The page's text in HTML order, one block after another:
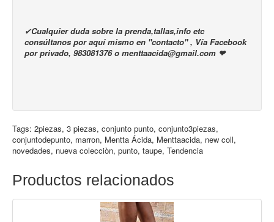
✔Cualquier duda sobre la prenda,tallas,info etc
consúltanos por aquí mismo en "contacto" , Vía Facebook
por privado, 983081376 o menttaacida@gmail.com ❤
Tags: 2piezas, 3 piezas, conjunto punto, conjunto3piezas,
conjuntodepunto, marron, Mentta Ácida, Menttaacida, new coll,
novedades, nueva colecciòn, punto, taupe, Tendencia
Productos relacionados